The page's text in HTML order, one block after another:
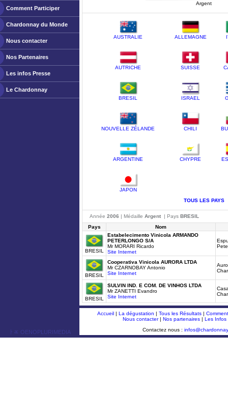
Comment Participer
Chardonnay du Monde
Nous contacter
Nos Partenaires
Les infos Presse
Le Chardonnay
Argent
AUSTRALIE ALLEMAGNE
AUTRICHE SUISSE
BRESIL ISRAEL
NOUVELLE ZÉLANDE CHILI
ARGENTINE CHYPRE
JAPON
TOUS LES PAYS
Année 2006 | Médaille Argent | Pays BRESIL
Pays
Nom
BRESIL
Estabelecimento Vinicola ARMANDO
PETERLONGO S/A
Mr MORARI Ricardo
Site Internet
BRESIL
Cooperativa Vinicola AURORA LTDA
Mr CZARNOBAY Antonio
Site Internet
BRESIL
SULVIN IND. E COM. DE VINHOS LTDA
Mr ZANETTI Evandro
Site Internet
ￂﾮ OENOPLURIMEDIA
Accueil| La dégustation | Tous les Résultats|
Nous contacter| Nos partenaires| Les Infos
Contactez nous :